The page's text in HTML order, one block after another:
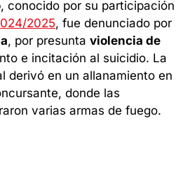
, conocido por su participación
2025, fue denunciado por
, por presuntaviolencia de
e incitación al suicidio. La
derivó en un allanamiento en
donde las
varias armas de fuego.